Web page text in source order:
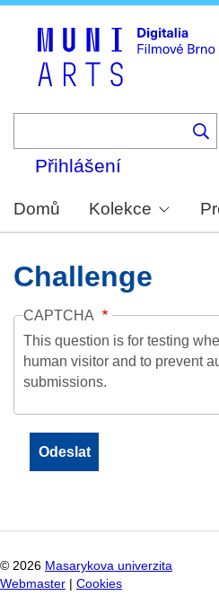
Přihlášení
Domů Kolekce
Challenge
CAPTCHA
This question is for testing
human visitor and to prevent
submissions.
© 2026 Masarykova univerzita
Webmaster
Cookies